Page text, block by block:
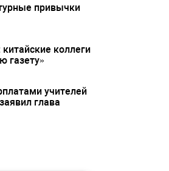
привычки
коллеги
газету»
учителей
глава